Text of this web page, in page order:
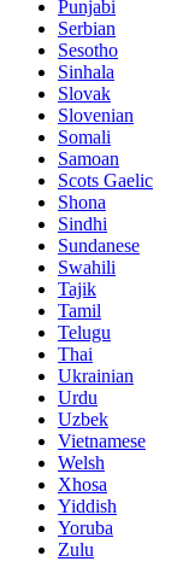
Punjabi
Serbian
Sesotho
Sinhala
Slovak
Slovenian
Somali
Samoan
Scots Gaelic
Shona
Sindhi
Sundanese
Swahili
Tajik
Tamil
Telugu
Thai
Ukrainian
Urdu
Uzbek
Vietnamese
Welsh
Xhosa
Yiddish
Yoruba
Zulu